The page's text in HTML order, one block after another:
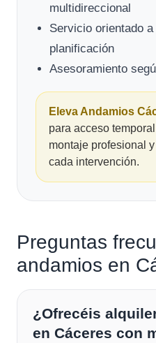
multidireccional
Servicio orientado
planificación
Asesoramiento
Eleva Andamios
para acceso
montaje profesional
cada intervención.
Preguntas
andamios en
¿Ofrecéis
en Cáceres con